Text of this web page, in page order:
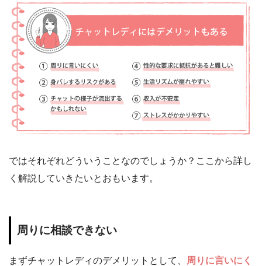
ではそれぞれどういうことなのでしょうか？ここから詳し
く解説していきたいとおもいます。
周りに相談できない
まずチャットレディのデメリットとして、
周りに言いにく